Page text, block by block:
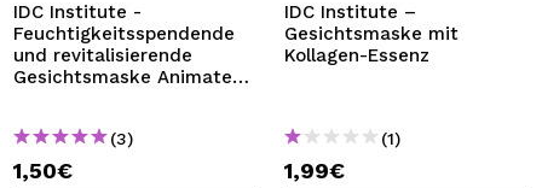
IDC Institute -
Feuchtigkeitsspendende
und revitalisierende
Gesichtsmaske Animated
(3)
1,50€
IDC Institute –
Gesichtsmaske mit
Kollagen-Essenz
(1)
1,99€